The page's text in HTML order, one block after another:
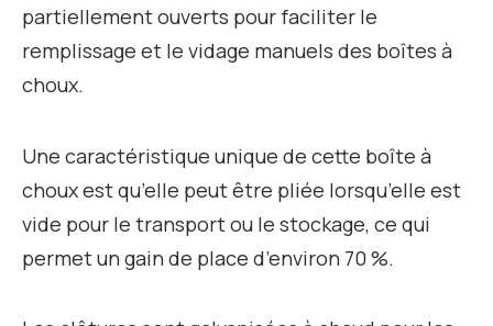
partiellement ouverts pour faciliter le
remplissage et le vidage manuels des boîtes à
choux.
Une caractéristique unique de cette boîte à
choux est qu’elle peut être pliée lorsqu’elle est
vide pour le transport ou le stockage, ce qui
permet un gain de place d’environ 70 %.